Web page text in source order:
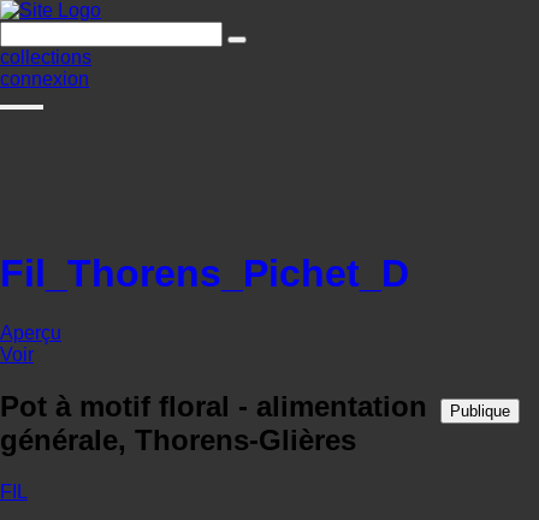
collections
connexion
Fil_Thorens_Pichet_D
Aperçu
Voir
Pot à motif floral - alimentation
générale, Thorens-Glières
Publique
FIL